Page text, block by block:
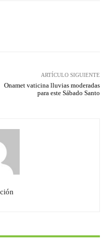
ARTÍCULO SIGUIENTE
Onamet vaticina lluvias moderadas
para este Sábado Santo